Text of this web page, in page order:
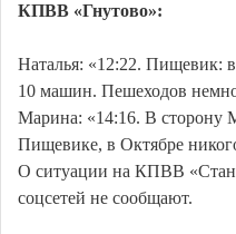
КПВВ «Гнутово»:
Наталья: «12:22. Пищевик:
10 машин. Пешеходов
Марина: «14:16. В сторону
Пищевике, в Октябре
О ситуации на КПВВ
соцсетей не сообщают.